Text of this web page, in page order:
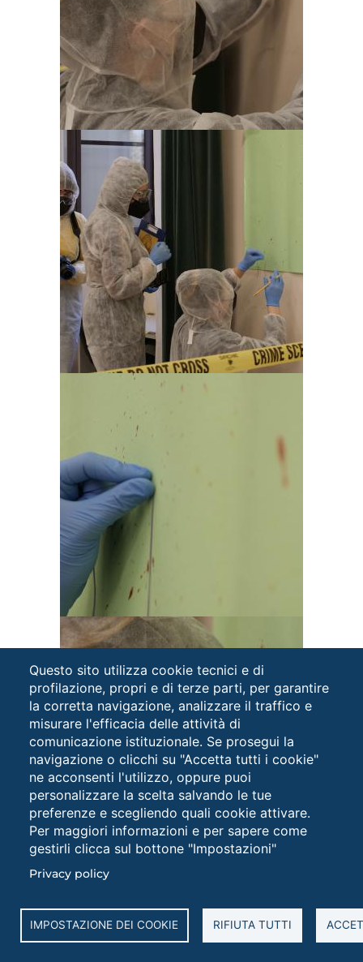
Questo sito utilizza cookie tecnici e di
profilazione, propri e di terze parti, per garantire
la corretta navigazione, analizzare il traffico e
misurare l'efficacia delle attività di
comunicazione istituzionale. Se prosegui la
navigazione o clicchi su "Accetta tutti i cookie"
ne acconsenti l'utilizzo, oppure puoi
personalizzare la scelta salvando le tue
preferenze e scegliendo quali cookie attivare.
Per maggiori informazioni e per sapere come
gestirli clicca sul bottone "Impostazioni"
Privacy policy
IMPOSTAZIONE DEI COOKIE RIFIUTA TUTTI
Cookies
settings